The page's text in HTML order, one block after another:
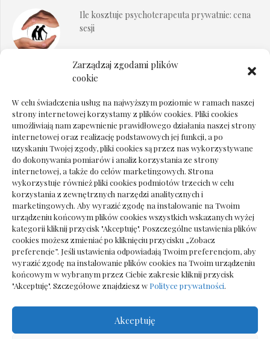
Zarządzaj zgodami plików
cookie
W celu świadczenia usług na najwyższym poziomie w ramach naszej
strony internetowej korzystamy z plików cookies. Pliki cookies
umożliwiają nam zapewnienie prawidłowego działania naszej strony
internetowej oraz realizację podstawowych jej funkcji, a po
uzyskaniu Twojej zgody, pliki cookies są przez nas wykorzystywane
do dokonywania pomiarów i analiz korzystania ze strony
internetowej, a także do celów marketingowych. Strona
wykorzystuje również pliki cookies podmiotów trzecich w celu
korzystania z zewnętrznych narzędzi analitycznych i
marketingowych. Aby wyrazić zgodę na instalowanie na Twoim
urządzeniu końcowym plików cookies wszystkich wskazanych wyżej
kategorii kliknij przycisk "Akceptuję". Poszczególne ustawienia plików
cookies możesz zmieniać po kliknięciu przycisku „Zobacz
preferencje”. Jeśli ustawienia odpowiadają Twoim preferencjom, aby
wyrazić zgodę na instalowanie plików cookies na Twoim urządzeniu
końcowym w wybranym przez Ciebie zakresie kliknij przycisk
"Akceptuję". Szczegółowe znajdziesz w Polityce prywatności.
Akceptuję
Ile kosztuje psychoterapeuta prywatnie: cena
sesji
Dokumenty do odbioru przy zmianie biura
Deska podłogowa do salonu: jak wybrać bez
pośpiechu